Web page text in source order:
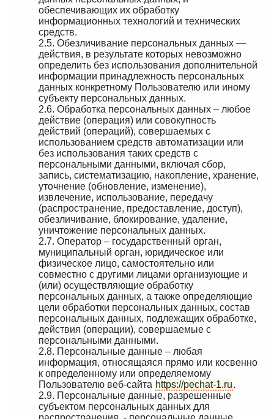
обеспечивающих их обработку
информационных технологий и технических
средств.
2.5. Обезличивание персональных данных —
действия, в результате которых невозможно
определить без использования дополнительной
информации принадлежность персональных
данных конкретному Пользователю или иному
субъекту персональных данных.
2.6. Обработка персональных данных – любое
действие (операция) или совокупность
действий (операций), совершаемых с
использованием средств автоматизации или
без использования таких средств с
персональными данными, включая сбор,
запись, систематизацию, накопление, хранение,
уточнение (обновление, изменение),
извлечение, использование, передачу
(распространение, предоставление, доступ),
обезличивание, блокирование, удаление,
уничтожение персональных данных.
2.7. Оператор – государственный орган,
муниципальный орган, юридическое или
физическое лицо, самостоятельно или
совместно с другими лицами организующие и
(или) осуществляющие обработку
персональных данных, а также определяющие
цели обработки персональных данных, состав
персональных данных, подлежащих обработке,
действия (операции), совершаемые с
персональными данными.
2.8. Персональные данные – любая
информация, относящаяся прямо или косвенно
к определенному или определяемому
Пользователю веб-сайта https://pechat-1.ru.
2.9. Персональные данные, разрешенные
субъектом персональных данных для